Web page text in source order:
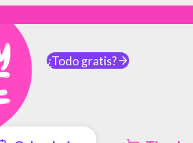
¿Todo gratis?